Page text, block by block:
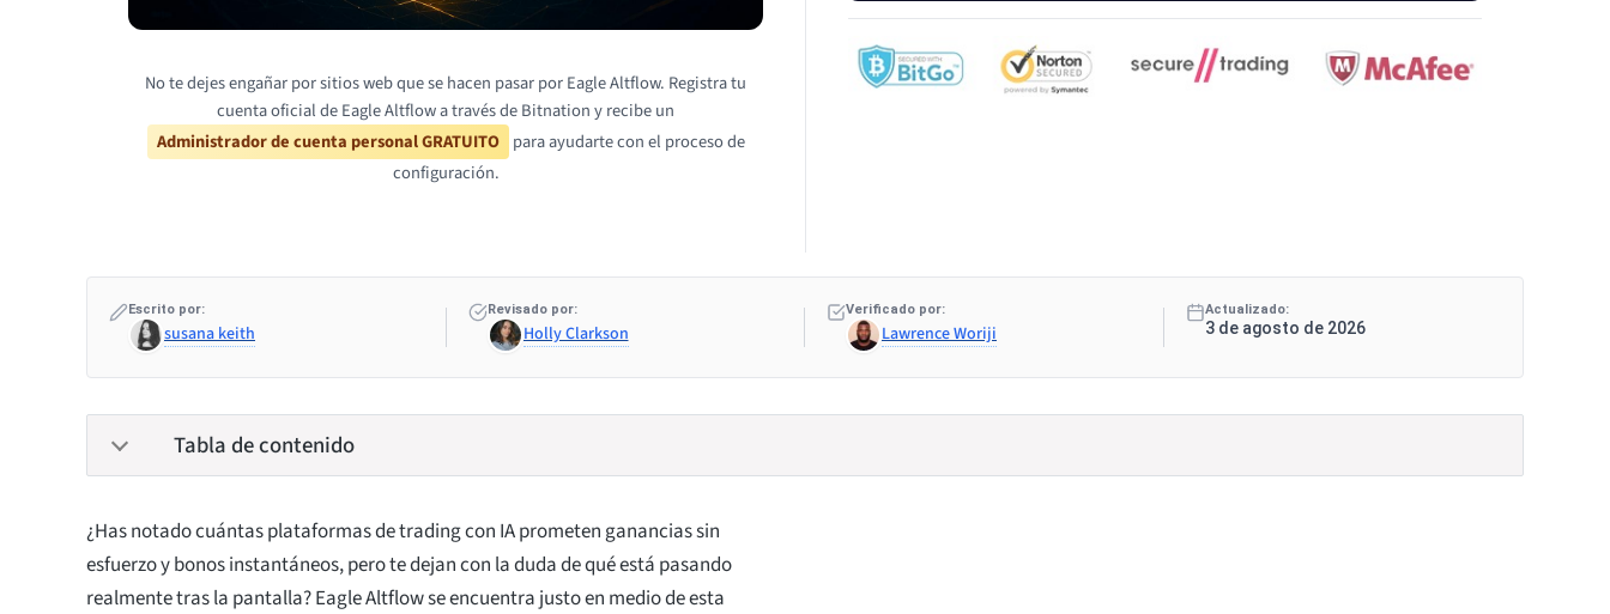
No te dejes engañar por sitios web que se hacen pasar por Eagle Altflow. Registra tu
cuenta oficial de Eagle Altflow a través de Bitnation y recibe un
Administrador de cuenta personal GRATUITO para ayudarte con el proceso de
configuración.
Escrito por:
susana keith
Revisado por:
Holly Clarkson
Verificado por:
Lawrence Woriji
Actualizado:
3 de agosto de 2026
Tabla de contenido
¿Has notado cuántas plataformas de trading con IA prometen ganancias sin
esfuerzo y bonos instantáneos, pero te dejan con la duda de qué está pasando
realmente tras la pantalla? Eagle Altflow se encuentra justo en medio de esta